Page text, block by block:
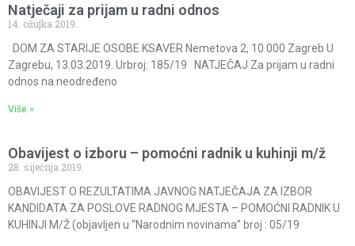
Natječaji za prijam u radni odnos
14. ožujka 2019.
DOM ZA STARIJE OSOBE KSAVER Nemetova 2, 10 000 Zagreb U
Zagrebu, 13.03.2019. Urbroj: 185/19 NATJEČAJ Za prijam u radni
odnos na neodređeno
Više »
Obavijest o izboru – pomoćni radnik u kuhinji m/ž
28. siječnja 2019.
OBAVIJEST O REZULTATIMA JAVNOG NATJEČAJA ZA IZBOR
KANDIDATA ZA POSLOVE RADNOG MJESTA – POMOĆNI RADNIK U
KUHINJI M/Ž (objavljen u “Narodnim novinama” broj : 05/19